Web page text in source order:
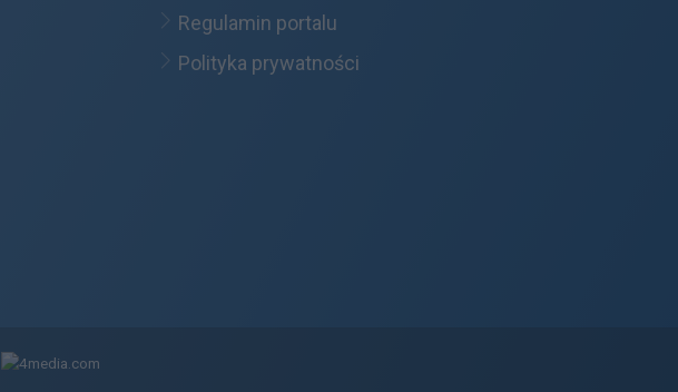
Regulamin portalu
Polityka prywatności